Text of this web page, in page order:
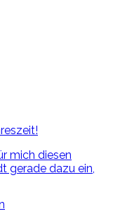
mich diesen
gerade dazu ein,